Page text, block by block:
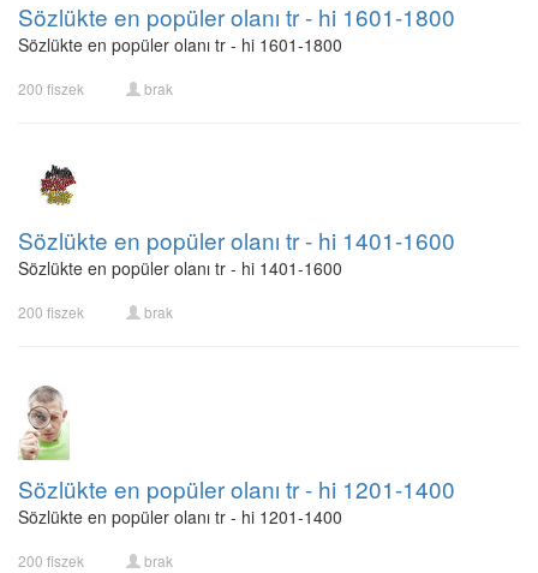
Sözlükte en popüler olanı tr - hi 1601-1800
Sözlükte en popüler olanı tr - hi 1601-1800
200 fiszek brak
Sözlükte en popüler olanı tr - hi 1401-1600
Sözlükte en popüler olanı tr - hi 1401-1600
200 fiszek brak
Sözlükte en popüler olanı tr - hi 1201-1400
Sözlükte en popüler olanı tr - hi 1201-1400
200 fiszek brak